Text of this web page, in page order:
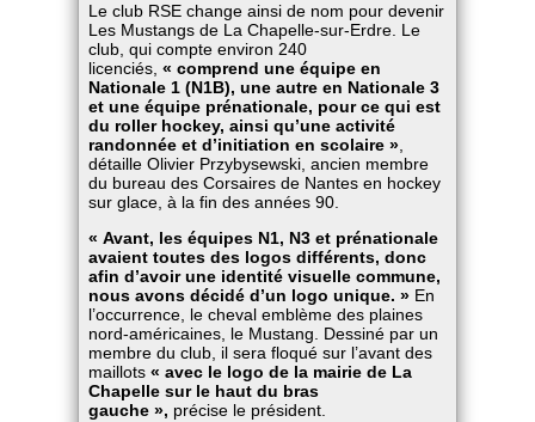
Le club RSE change ainsi de nom pour devenir
Les Mustangs de La Chapelle-sur-Erdre. Le
club, qui compte environ 240
licenciés,« comprend une équipe en
Nationale 1 (N1B), une autre en Nationale 3
et une équipe prénationale, pour ce qui est
du roller hockey, ainsi qu’une activité
randonnée et d’initiation en scolaire »
détaille Olivier Przybysewski, ancien membre
du bureau des Corsaires de Nantes en hockey
sur glace, à la fin des années 90.
« Avant, les équipes N1, N3 et prénationale
avaient toutes des logos différents, donc
afin d’avoir une identité visuelle commune,
nous avons décidé d’un logo unique. » En
l’occurrence, le cheval emblème des plaines
nord-américaines, le Mustang. Dessiné par un
membre du club, il sera floqué sur l’avant des
maillots« avec le logo de la mairie de La
Chapelle sur le haut du bras
gauche », précise le président.